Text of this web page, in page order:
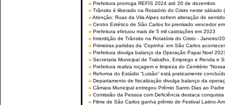
Prefeitura prorroga REFIS 2024 até 20 de dezembro
Trânsito é liberado na Rotatório do Cristo neste sábado
Atenção: Ruas da Vila Alpes sofrem alteração de
Centro Estético de São Carlos foi premiado vencedor
Prefeitura efetuou mais de 5 mil castrações em 2023
Interdição de Trânsito na Rotatória do Cristo - Janeiro/
Primeiras partidas da ‘Copinha’ em São Carlos
Prefeitura divulga balanço da Operação Papai Noel
Secretaria Municipal de Trabalho, Emprego e Renda e
Prefeitura realiza roçagem e limpeza do Cemitério
Reforma do Estádio “Luisão” está praticamente
Departamento de fiscalização divulga balanço da
Câmara Municipal entregou Prêmio Santo Dias ao
Comissão da Pessoa com Deficiência destaca
Filme de São Carlos ganha prêmio de Festival Latino-